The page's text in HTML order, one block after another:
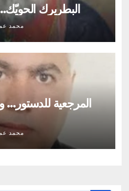
البطريرك
محمد
محمد